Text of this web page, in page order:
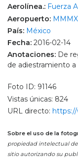
Aerolínea.: Fuerza
Aeropuerto:
País: México
Fecha: 2016-02-14
Anotaciones: De
de adiestramiento a
Foto ID: 91146
Vistas únicas: 824
URL directo: https://
Sobre el uso de la
propiedad intelectual
sitio autorizando su